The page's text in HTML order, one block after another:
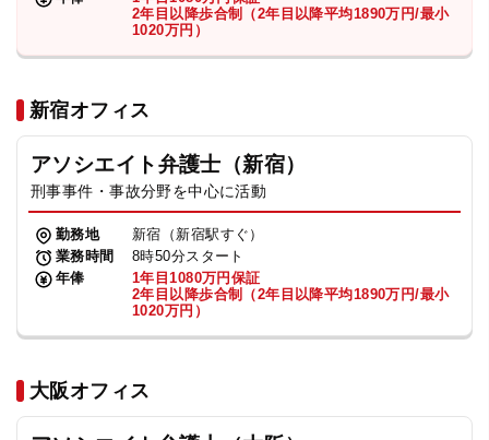
2年目以降歩合制（2年目以降平均1890万円/最小
1020万円）
新宿オフィス
アソシエイト弁護士（新宿）
刑事事件・事故分野を中心に活動
勤務地
新宿（新宿駅すぐ）
業務時間
8時50分スタート
年俸
1年目1080万円保証
2年目以降歩合制（2年目以降平均1890万円/最小
1020万円）
大阪オフィス
求人採用
お知らせ
特設サイト
相談先情報サイト
法人グループ